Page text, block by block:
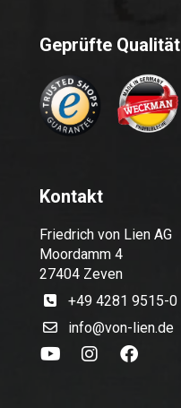
Geprüfte Qualität
Kontakt
Friedrich von Lien AG
Moordamm 4
27404 Zeven
+49 4281 9515-0
info@von-lien.de